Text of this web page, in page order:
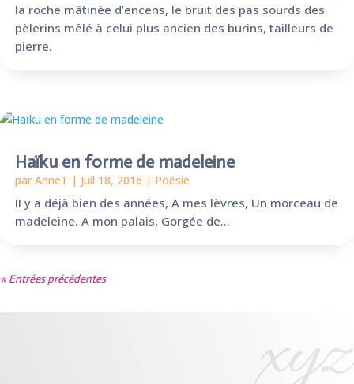
la roche mâtinée d’encens, le bruit des pas sourds des
pèlerins mêlé à celui plus ancien des burins, tailleurs de
pierre.
Haïku en forme de madeleine
parAnneT | Juil 18, 2016 | Poésie
II y a déjà bien des années, A mes lèvres, Un morceau de
madeleine. A mon palais, Gorgée de...
« Entrées précédentes
xyz